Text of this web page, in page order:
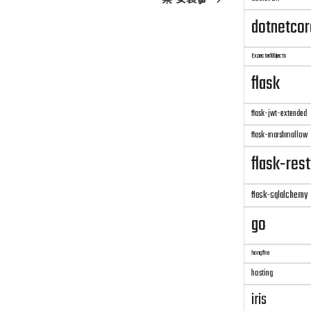
ExpectedObjects
flask
flask-jwt-extended
flask-marshmallow
flask-
flask-sqlalchemy
go
hangfire
hosting
iris